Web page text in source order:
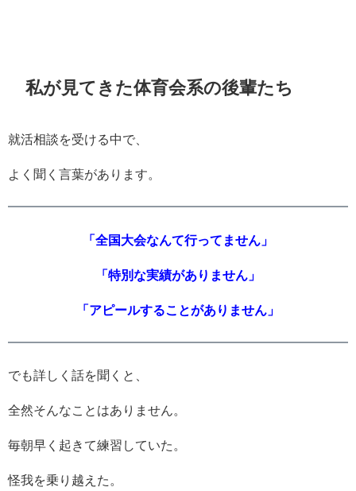
私が見てきた体育会系の後輩たち
就活相談を受ける中で、
よく聞く言葉があります。
「全国大会なんて行ってません」
「特別な実績がありません」
「アピールすることがありません」
でも詳しく話を聞くと、
全然そんなことはありません。
毎朝早く起きて練習していた。
怪我を乗り越えた。